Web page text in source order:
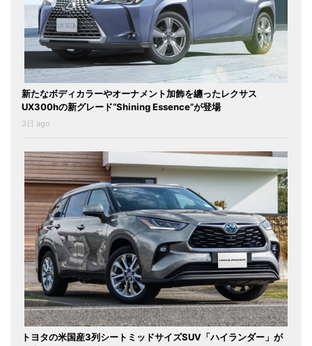
新たなボディカラーやオーナメント加飾を纏ったレクサス
UX300hの新グレード“Shining Essence”が登場
3日 ago
トヨタの米国産3列シートミッドサイズSUV「ハイランダー」が